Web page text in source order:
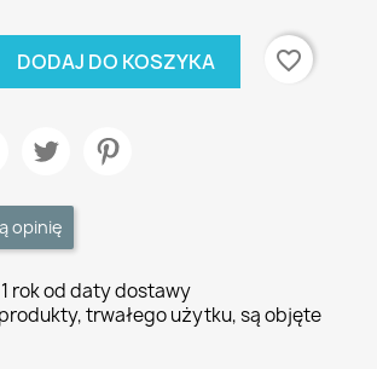
DODAJ DO KOSZYKA favorite_border
opinię
rok od daty dostawy
trwałego użytku, są objęte